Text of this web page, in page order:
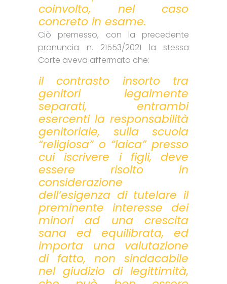
coinvolto, nel caso
concreto in esame.
Ciò premesso, con la precedente
pronuncia n. 21553/2021 la stessa
Corte aveva affermato che:
il contrasto insorto tra
genitori legalmente
separati, entrambi
esercenti la responsabilità
genitoriale, sulla scuola
“religiosa” o “laica” presso
cui iscrivere i figli, deve
essere risolto in
considerazione
dell’esigenza di tutelare il
preminente interesse dei
minori ad una crescita
sana ed equilibrata, ed
importa una valutazione
di fatto, non sindacabile
nel giudizio di legittimità,